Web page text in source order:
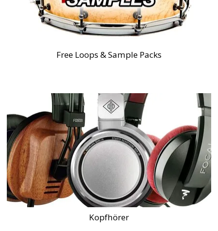
Free Loops & Sample Packs
Kopfhörer